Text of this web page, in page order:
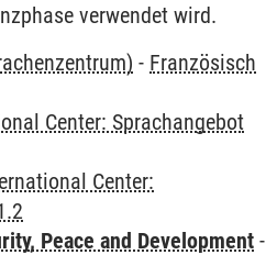
verwendet wird.
- Französisch
Center: Sprachangebot
Center:
Peace and Development -